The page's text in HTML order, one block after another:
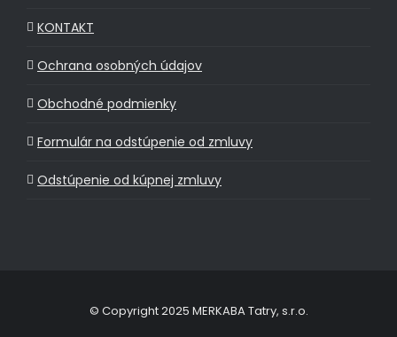
KONTAKT
Ochrana osobných údajov
Obchodné podmienky
Formulár na odstúpenie od zmluvy
Odstúpenie od kúpnej zmluvy
© Copyright 2025 MERKABA Tatry, s.r.o.